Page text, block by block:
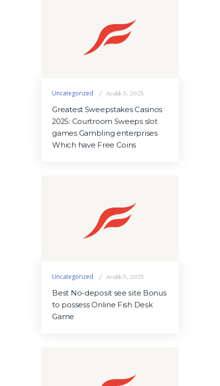
Uncategorized Aralık 5, 2025
Greatest Sweepstakes Casinos
2025: Courtroom Sweeps slot
games Gambling enterprises
Which have Free Coins
Uncategorized Aralık 5, 2025
Best No-deposit see site Bonus
to possess Online Fish Desk
Game